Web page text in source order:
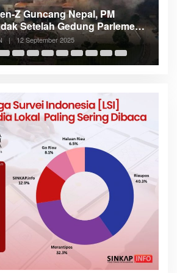
Z Guncang Nepal, PM
Setelah Gedung Parlemen
| 12 September 2025